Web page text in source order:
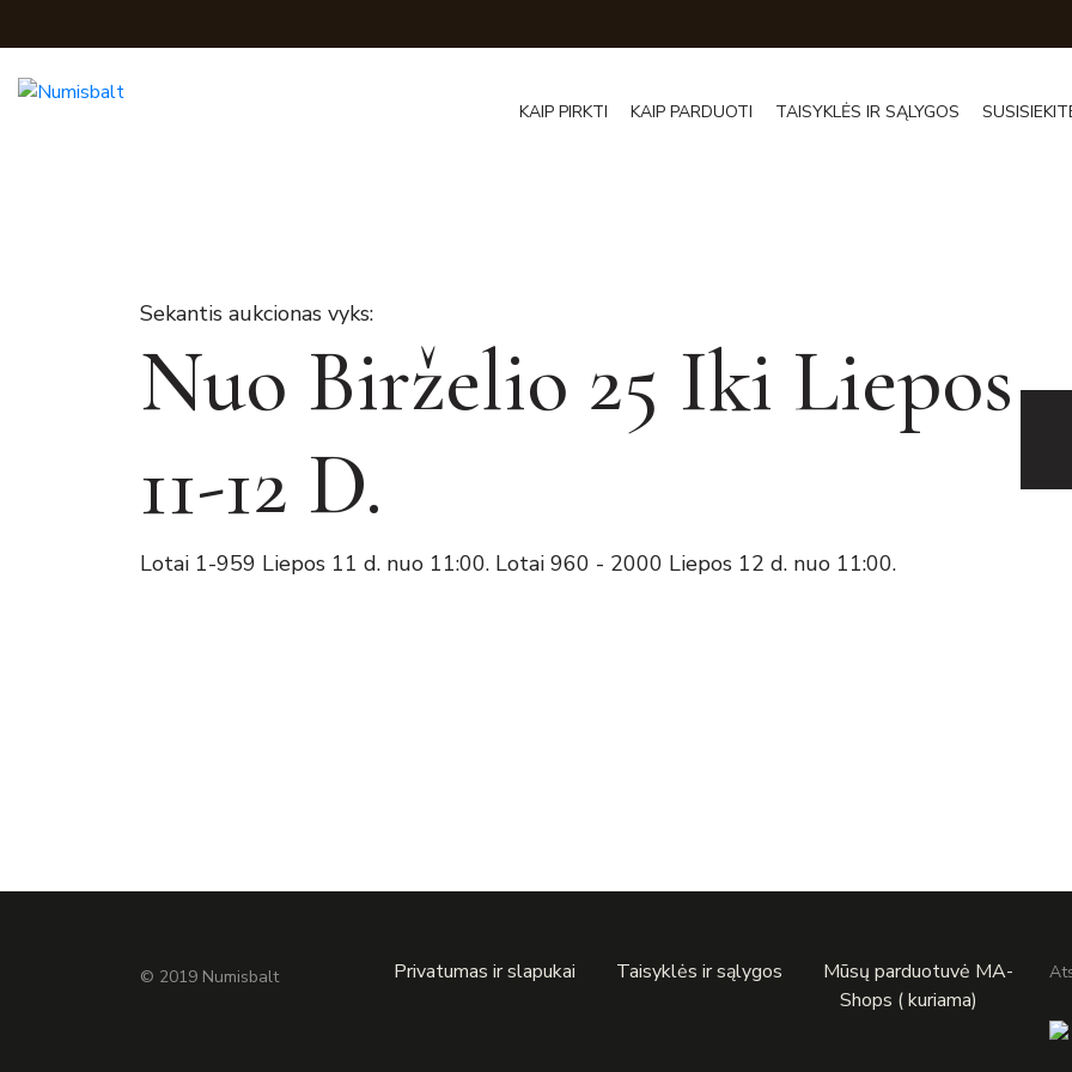
KAIP PIRKTI KAIP PARDUOTI TAISYKLĖS IR SĄLYGOS
Sekantis aukcionas vyks:
Nuo Birželio 25 Iki Liepos
11-12 D.
Lotai 1-959 Liepos 11 d. nuo 11:00. Lotai 960 - 2000 Liepos 12 d. nuo 11:00.
© 2019 Numisbalt Privatumas ir slapukai Taisyklės ir sąlygos
Mūsų parduotuvė MA-
Shops ( kuriama)